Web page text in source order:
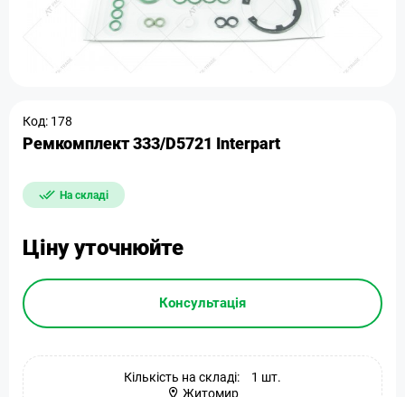
Код: 178
Ремкомплект 333/D5721 Interpart
На складі
Ціну уточнюйте
Консультація
Кількість на складі:
1 шт.
Житомир